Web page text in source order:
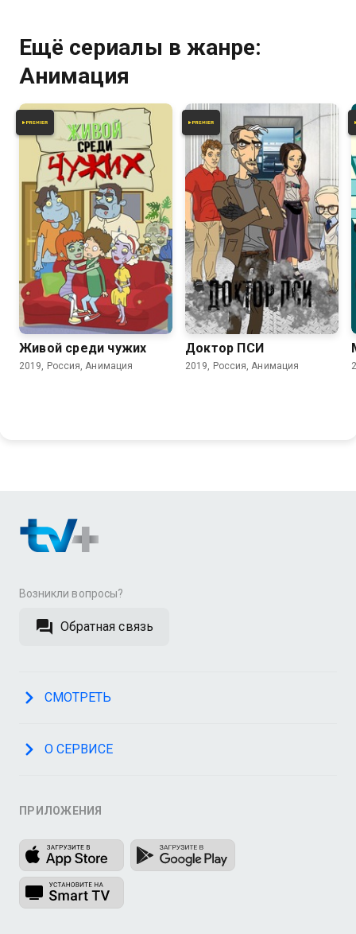
Ещё сериалы в жанре:
Анимация
Живой среди чужих
2019, Россия, Анимация
7.5
Доктор ПСИ
2019, Россия, Анимация
Возникли вопросы?
Обратная связь
СМОТРЕТЬ
О СЕРВИСЕ
ПРИЛОЖЕНИЯ